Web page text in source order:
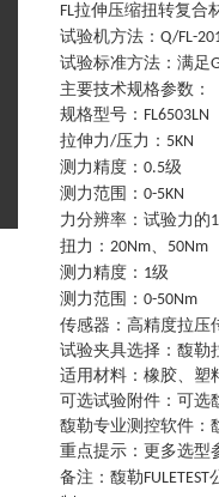
FL拉伸压缩扭转复合
试验机方法 ： Q/FL-
试验标准方法 ： 满足
主要技术规格参数 ：
规格型号 ： FL6503LN
拉伸力/压力 ： 5KN
测力精度 ： 0.5级
测力范围 ： 0-5KN
力分辨率 ： 试验力的
扭力 ： 20Nm、 50Nm
测力精度 ： 1级
测力范围 ： 0-50Nm
传感器 ： 高精度拉压
试验夹具选择 ： 馥勒
适用材料 ： 橡胶、塑
可选试验附件 ： 可选
馥勒专业测控软件 ：
重点提示 ： 更多选型
备注：馥勒FULETEST